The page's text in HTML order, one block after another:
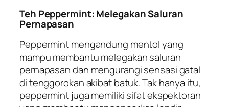
Teh Peppermint: Melegakan Saluran
Pernapasan
Peppermint mengandung mentol yang
mampu membantu melegakan saluran
pernapasan dan mengurangi sensasi gatal
di tenggorokan akibat batuk. Tak hanya itu,
peppermint juga memiliki sifat ekspektoran